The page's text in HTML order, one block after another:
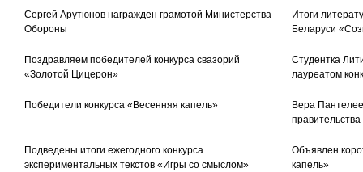
Сергей Арутюнов награжден грамотой Министерства
Обороны
Итоги
Беларуси
Поздравляем победителей конкурса свазорий
«Золотой Цицерон»
Студентка
лауреатом
Победители конкурса «Весенняя капель»
Вера
Подведены итоги ежегодного конкурса
экспериментальных текстов «Игры со смыслом»
Объявлен
капель»